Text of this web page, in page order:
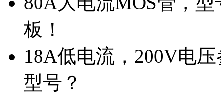
板！
18A低电流，200V电
型号？